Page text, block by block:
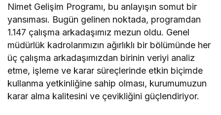
Nimet Gelişim Programı, bu anlayışın somut bir
yansıması. Bugün gelinen noktada, programdan
1.147 çalışma arkadaşımız mezun oldu. Genel
müdürlük kadrolarımızın ağırlıklı bir bölümünde her
üç çalışma arkadaşımızdan birinin veriyi analiz
etme, işleme ve karar süreçlerinde etkin biçimde
kullanma yetkinliğine sahip olması, kurumumuzun
karar alma kalitesini ve çevikliğini güçlendiriyor.